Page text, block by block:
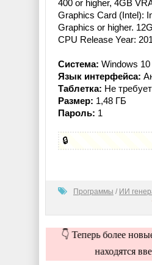
400 or higher, 4GB
Graphics Card (Intel):
Graphics or higher.
CPU Release Year:
Система: Windows 10
Язык интерфейса:
Таблетка: Не
Размер: 1,48 ГБ
Пароль: 1
🔒
Программы / ИИ
👇 Теперь более
находятся